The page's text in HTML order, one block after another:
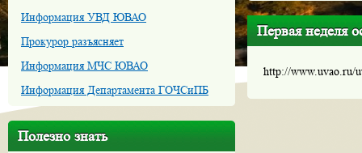
Информация УВД ЮВАО
Прокурор разъясняет
Информация МЧС ЮВАО
Информация Департамента ГОЧСиПБ
Полезно знать
Первая неделя
http://www.uvao.ru/